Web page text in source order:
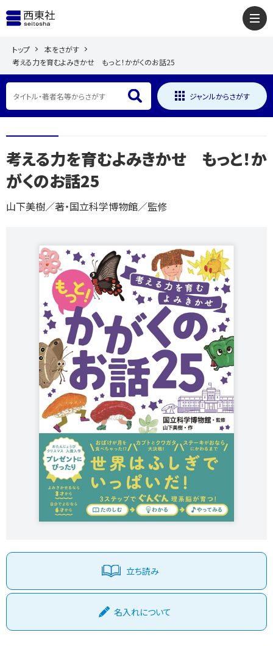
トップ
本をさがす
考える力を育むよみきかせ もっと！かがくのお話25
ジャンルからさがす
考える力を育むよみきかせ もっと！か
がくのお話25
山下美樹／著・国立科学博物館／監修
立ち読み
名入れについて